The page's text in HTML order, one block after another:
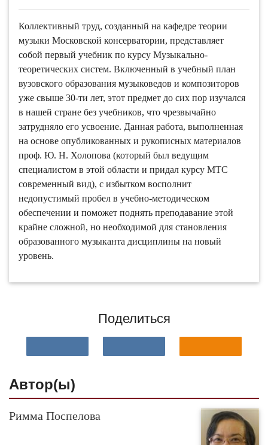
Коллективный труд, созданный на кафедре теории
музыки Московской консерватории, представляет
собой первый учебник по курсу Музыкально-
теоретических систем. Включенный в учебный план
вузовского образования музыковедов и композиторов
уже свыше 30-ти лет, этот предмет до сих пор изучался
в нашей стране без учебников, что чрезвычайно
затрудняло его усвоение. Данная работа, выполненная
на основе опубликованных и рукописных материалов
проф. Ю. Н. Холопова (который был ведущим
специалистом в этой области и придал курсу МТС
современный вид), с избытком восполнит
недопустимый пробел в учебно-методическом
обеспечении и поможет поднять преподавание этой
крайне сложной, но необходимой для становления
образованного музыканта дисциплины на новый
уровень.
Поделиться
Автор(ы)
Римма Поспелова